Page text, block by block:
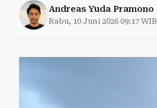
Andreas Yuda Pramono
Rabu, 10 Juni 2026 09:17 WIB